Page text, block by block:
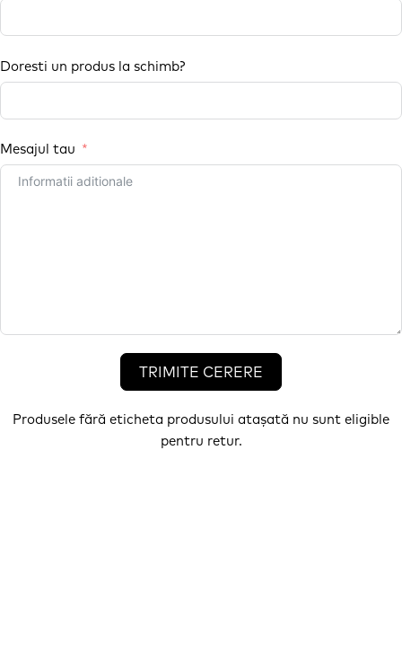
Doresti un produs la schimb?
Mesajul tau
TRIMITE CERERE
Alternative:
Produsele fără eticheta produsului atașată nu sunt eligible
pentru retur.